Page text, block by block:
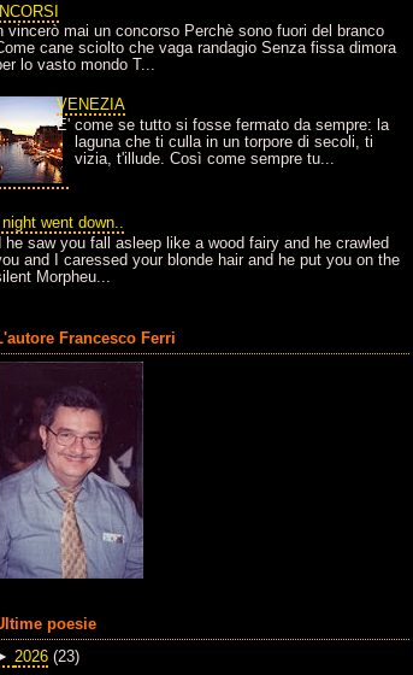
vincerò mai un concorso Perchè sono fuori del branco
cane sciolto che vaga randagio Senza fissa dimora
lo vasto mondo T...
VENEZIA
E' come se tutto si fosse fermato da sempre: la
laguna che ti culla in un torpore di secoli, ti
vizia, t'illude. Così come sempre tu...
went down..
he saw you fall asleep like a wood fairy and he crawled
and I caressed your blonde hair and he put you on the
Morpheu...
Francesco Ferri
poesie
2026 (23)